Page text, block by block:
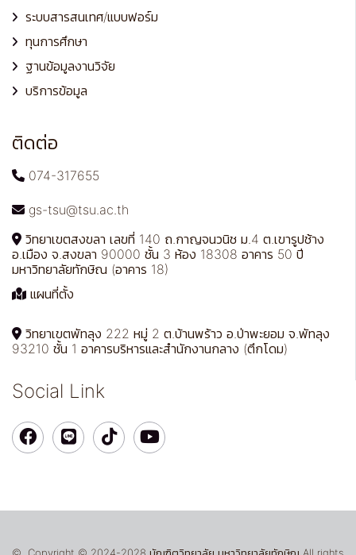
ระบบสารสนเทศ/แบบฟอร์ม
ทุนการศึกษา
ฐานข้อมูลงานวิจัย
บริการข้อมูล
ติดต่อ
074-317655
gs-tsu@tsu.ac.th
วิทยาเขตสงขลา เลขที่ 140 ถ.กาญจนวนิช ม.4 ต.เขารูปช้าง
อ.เมือง จ.สงขลา 90000 ชั้น 3 ห้อง 18308 อาคาร 50 ปี
มหาวิทยาลัยทักษิณ (อาคาร 18)
แผนที่ตั้ง
วิทยาเขตพัทลุง 222 หมู่ 2 ต.บ้านพร้าว อ.ป่าพะยอม จ.พัทลุง
93210 ชั้น 1 อาคารบริหารและสำนักงานกลาง (ตึกโดม)
Social Link